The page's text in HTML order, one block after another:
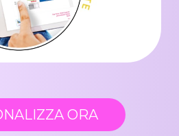
ORA